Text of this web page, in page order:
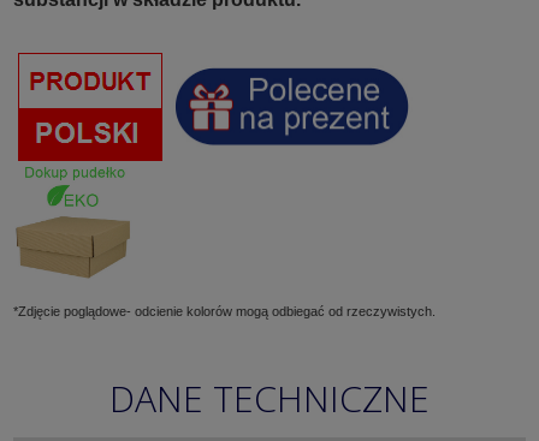
*Zdjęcie poglądowe- odcienie kolorów mogą odbiegać od rzeczywistych.
DANE TECHNICZNE